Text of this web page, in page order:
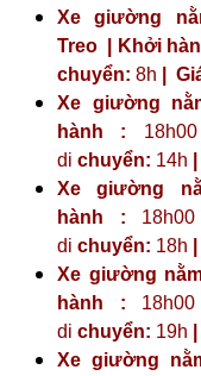
Xe giường
Treo | Khởi
chuyển: 8h
Xe giường
hành : 18h00
di chuyển: 14h
Xe giường
hành : 18h00
di chuyển: 18h
Xe giường
hành : 18h00
di chuyển: 19h
Xe giường